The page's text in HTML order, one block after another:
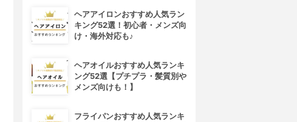
ヘアアイロンおすすめ人気ラン
キング52選！初心者・メンズ向
け・海外対応も♪
ヘアオイルおすすめ人気ランキ
ング52選【プチプラ・髪質別や
メンズ向けも！】
フライパンおすすめ人気ランキ